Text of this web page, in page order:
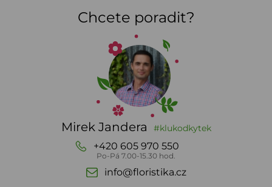
Chcete poradit?
Mirek Jandera #klukodkytek
+420 605 970 550
Po-Pá 7.00-15.30 hod.
info@floristika.cz